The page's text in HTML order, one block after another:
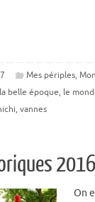
Mes périples,
la belle époque, le
, vannes
2016
On